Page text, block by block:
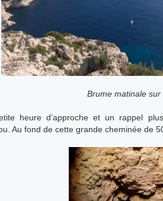
Brume matinale
heure d’approche et un rappel
Au fond de cette grande cheminée de